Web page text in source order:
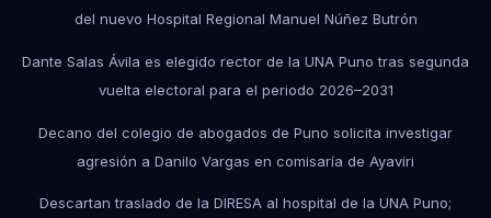
del nuevo Hospital Regional Manuel Núñez Butrón
Dante Salas Ávila es elegido rector de la UNA Puno tras segunda
vuelta electoral para el periodo 2026–2031
Decano del colegio de abogados de Puno solicita investigar
agresión a Danilo Vargas en comisaría de Ayaviri
Descartan traslado de la DIRESA al hospital de la UNA Puno;